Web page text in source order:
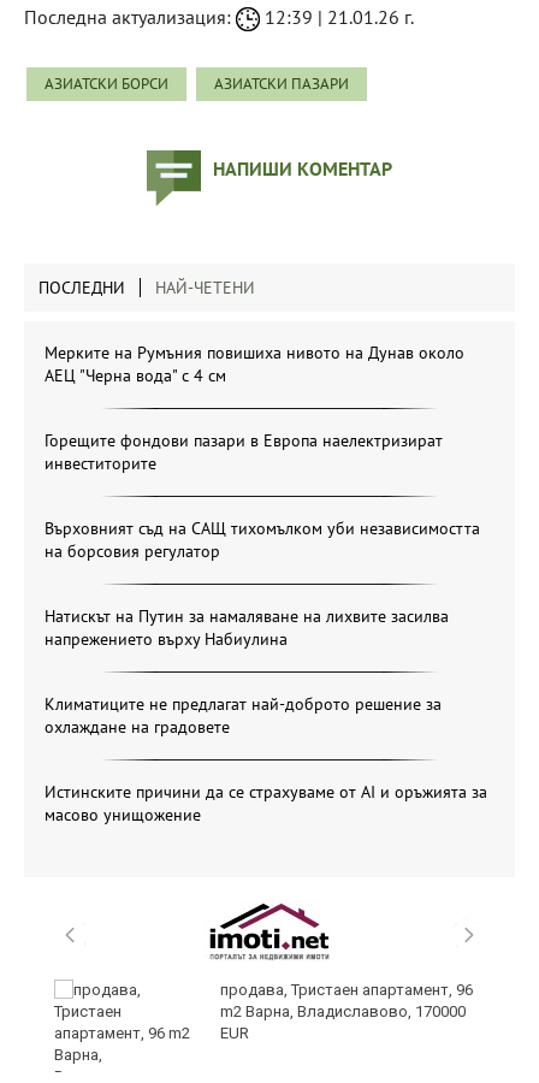
Последна актуализация: 12:39 | 21.01.26 г.
АЗИАТСКИ БОРСИ АЗИАТСКИ ПАЗАРИ
НАПИШИ КОМЕНТАР
ПОСЛЕДНИ НАЙ-ЧЕТЕНИ
Мерките на Румъния повишиха нивото на Дунав около
АЕЦ "Черна вода" с 4 см
Горещите фондови пазари в Европа наелектризират
инвеститорите
Върховният съд на САЩ тихомълком уби независимостта
на борсовия регулатор
Натискът на Путин за намаляване на лихвите засилва
напрежението върху Набиулина
Климатиците не предлагат най-доброто решение за
охлаждане на градовете
Истинските причини да се страхуваме от AI и оръжията за
масово унищожение
продава, Тристаен апартамент, 96
m2 Варна, Владиславово, 170000
EUR